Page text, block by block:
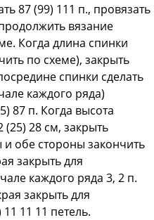
87 (99) 111 п., провязать
вязание
Когда длина спинки
по схеме), закрыть
спинки сделать
каждого ряда)
87 п. Когда высота
(25) 28 см, закрыть
обе стороны закончить
закрыть для
каждого ряда 3, 2 п.
закрыть для
11 11 петель.